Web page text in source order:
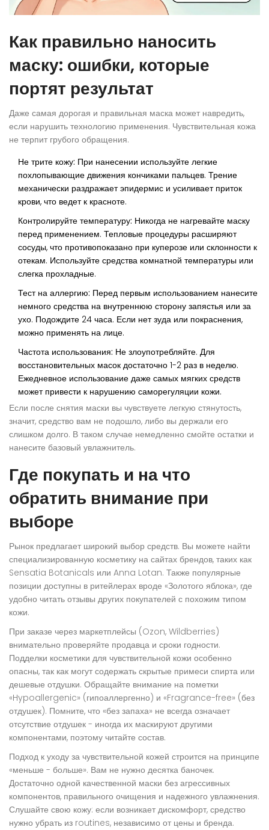
Как правильно наносить
маску: ошибки, которые
портят результат
Даже самая дорогая и правильная маска может навредить,
если нарушить технологию применения. Чувствительная кожа
не терпит грубого обращения.
Не трите кожу: При нанесении используйте легкие
похлопывающие движения кончиками пальцев. Трение
механически раздражает эпидермис и усиливает приток
крови, что ведет к красноте.
Контролируйте температуру: Никогда не нагревайте маску
перед применением. Тепловые процедуры расширяют
сосуды, что противопоказано при куперозе или склонности к
отекам. Используйте средства комнатной температуры или
слегка прохладные.
Тест на аллергию: Перед первым использованием нанесите
немного средства на внутреннюю сторону запястья или за
ухо. Подождите 24 часа. Если нет зуда или покраснения,
можно применять на лице.
Частота использования: Не злоупотребляйте. Для
восстановительных масок достаточно 1-2 раз в неделю.
Ежедневное использование даже самых мягких средств
может привести к нарушению саморегуляции кожи.
Если после снятия маски вы чувствуете легкую стянутость,
значит, средство вам не подошло, либо вы держали его
слишком долго. В таком случае немедленно смойте остатки и
нанесите базовый увлажнитель.
Где покупать и на что
обратить внимание при
выборе
Рынок предлагает широкий выбор средств. Вы можете найти
специализированную косметику на сайтах брендов, таких как
Sensatia Botanicals или Anna Lotan. Также популярные
позиции доступны в ритейлерах вроде «Золотого яблока», где
удобно читать отзывы других покупателей с похожим типом
кожи.
При заказе через маркетплейсы (Ozon, Wildberries)
внимательно проверяйте продавца и сроки годности.
Подделки косметики для чувствительной кожи особенно
опасны, так как могут содержать скрытые примеси спирта или
дешевые отдушки. Обращайте внимание на пометки
«Hypoallergenic» (гипоаллергенно) и «Fragrance-free» (без
отдушек). Помните, что «без запаха» не всегда означает
отсутствие отдушек - иногда их маскируют другими
компонентами, поэтому читайте состав.
Подход к уходу за чувствительной кожей строится на принципе
«меньше - больше». Вам не нужно десятка баночек.
Достаточно одной качественной маски без агрессивных
компонентов, правильного очищения и надежного увлажнения.
Слушайте свою кожу: если возникает дискомфорт, средство
нужно убрать из routines, независимо от цены и бренда.